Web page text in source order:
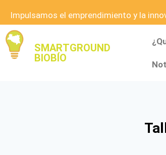
Impulsamos el emprendimiento y la
SMARTGROUND
BIOBÍO